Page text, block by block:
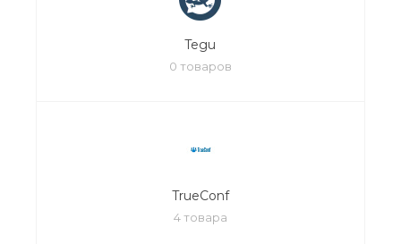
Tegu
0 товаров
TrueConf
4 товара